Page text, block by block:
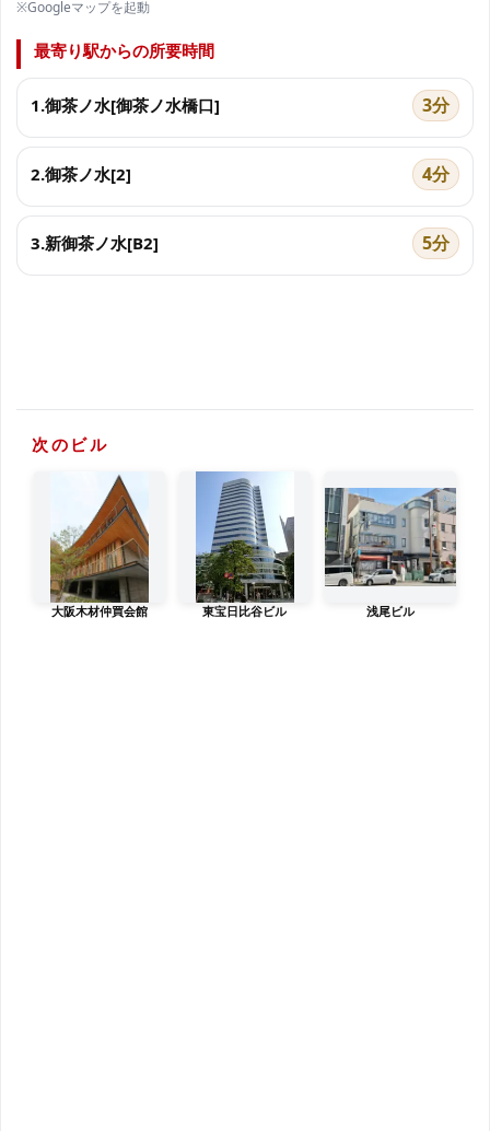
※Googleマップを起動
最寄り駅からの所要時間
1.御茶ノ水[御茶ノ水橋口] 3分
2.御茶ノ水[2] 4分
3.新御茶ノ水[B2] 5分
次のビル
大阪木材仲買会館 東宝日比谷ビル 浅尾ビル